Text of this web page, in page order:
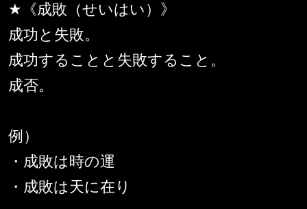
★《成敗（せいはい）》
成功と失敗。
成功することと失敗すること。
成否。
例）
・成敗は時の運
・成敗は天に在り